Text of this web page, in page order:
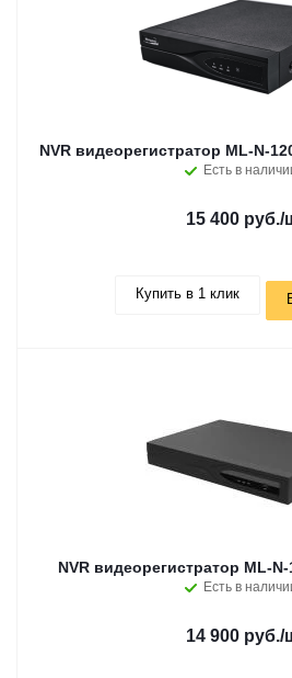
NVR видеорегистратор ML-N-
Есть в
15 400 руб./
Купить в 1 клик
NVR видеорегистратор ML-
Есть в
14 900 руб./